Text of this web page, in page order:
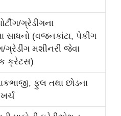
ગ્રેડીંગના
(વજનકાંટા, પેકીંગ
ગ્રેડીંગ મશીનરી જેવા
ક્રેટસ)
ફુલ તથા છોડના